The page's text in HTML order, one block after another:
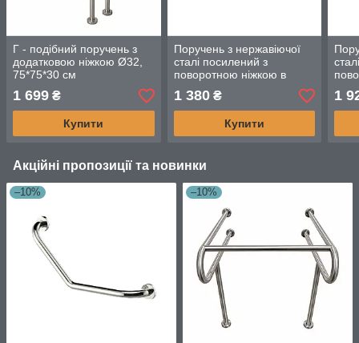
Г - подібний поручень з
додатковою ніжкою Ø32,
75*75*30 cм
1 699 ₴
Купити
Поручень з нержавіючої
сталі посилений з
поворотною ніжкою в
оболонці з АВС пластику,
60см
1 380₴
Купити
1
Акційні пропозиції та новинки
–10% –10%